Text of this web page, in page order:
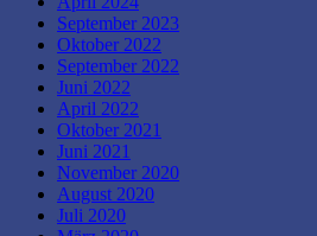
September 2023
Oktober 2022
September 2022
Juni 2022
April 2022
Oktober 2021
Juni 2021
November 2020
August 2020
Juli 2020